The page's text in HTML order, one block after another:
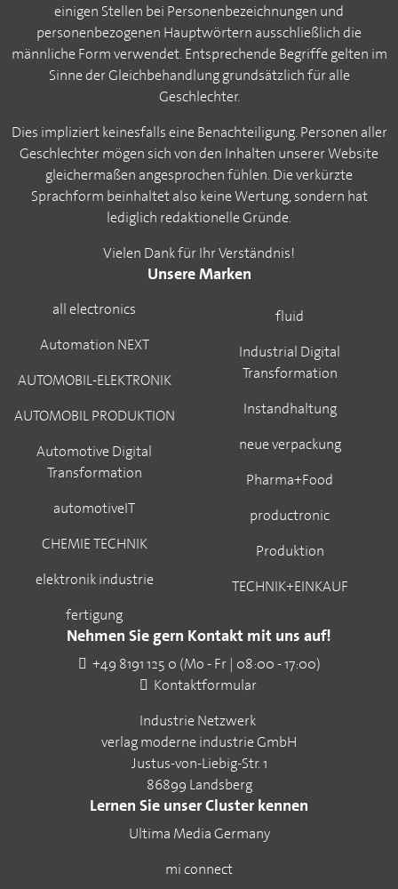
einigen Stellen bei Personenbezeichnungen und
personenbezogenen Hauptwörtern ausschließlich die
männliche Form verwendet. Entsprechende Begriffe gelten im
Sinne der Gleichbehandlung grundsätzlich für alle
Geschlechter.
Dies impliziert keinesfalls eine Benachteiligung. Personen aller
Geschlechter mögen sich von den Inhalten unserer Website
gleichermaßen angesprochen fühlen. Die verkürzte
Sprachform beinhaltet also keine Wertung, sondern hat
lediglich redaktionelle Gründe.
Vielen Dank für Ihr Verständnis!
Unsere Marken
all electronics
Automation NEXT
AUTOMOBIL-ELEKTRONIK
AUTOMOBIL PRODUKTION
Automotive Digital
Transformation
automotiveIT
CHEMIE TECHNIK
elektronik industrie
fertigung
fluid
Industrial Digital
Transformation
Instandhaltung
neue verpackung
Pharma+Food
productronic
Produktion
TECHNIK+EINKAUF
Nehmen Sie gern Kontakt mit uns auf!
+49 8191 125 0 (Mo - Fr | 08:00 - 17:00)
Kontaktformular
Industrie Netzwerk
verlag moderne industrie GmbH
Justus-von-Liebig-Str. 1
86899 Landsberg
Lernen Sie unser Cluster kennen
Ultima Media Germany
mi connect